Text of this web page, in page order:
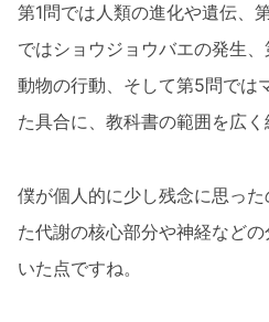
第1問では人類の進化や遺伝、
ではショウジョウバエの発生
動物の行動、そして第5問では
た具合に、教科書の範囲を広く
僕が個人的に少し残念に思っ
た代謝の核心部分や神経など
いた点ですね。